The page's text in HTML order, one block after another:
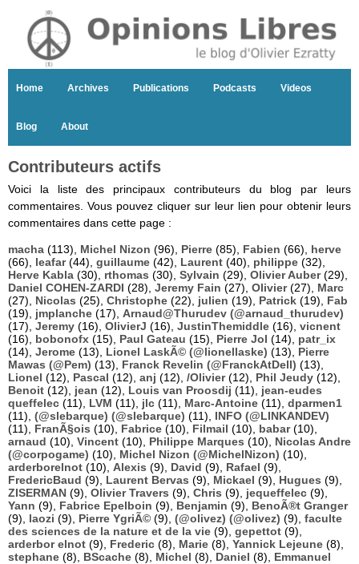
Home Archives Publications Podcasts Videos
Blog About
Contributeurs actifs
Voici la liste des principaux contributeurs du blog par leurs
commentaires. Vous pouvez cliquer sur leur lien pour obtenir leurs
commentaires dans cette page :
macha (113), Michel Nizon (96), Pierre (85), Fabien (66), herve
(66), leafar(44), guillaume (42), Laurent (40), philippe (32),
Herve Kabla (30), rthomas (30), Sylvain (29), Olivier Auber(29),
Daniel COHEN-ZARDI (28), Jeremy Fain (27), Olivier(27), Marc
(27), Nicolas (25), Christophe (22), julien (19), Patrick (19), Fab
(19), jmplanche (17), Arnaud@Thurudev (@arnaud_thurudev)
(17), Jeremy (16), OlivierJ (16), JustinThemiddle (16), vicnent
(16), bobonofx (15), Paul Gateau (15), Pierre Jol (14), patr_ix
(14), Jerome (13), Lionel LaskÃ© (@lionellaske) (13), Pierre
Mawas (@Pem) (13), Franck Revelin (@FranckAtDell) (13),
Lionel (12), Pascal (12), anj (12), /Olivier(12), Phil Jeudy (12),
Benoit (12), jean (12), Louis van Proosdij (11), jean-eudes
queffelec (11), LVM (11), jlc (11), Marc-Antoine (11), dparmen1
(11), (@slebarque) (@slebarque) (11), INFO (@LINKANDEV)
(11), FranÃ§ois (10), Fabrice (10), Filmail (10), babar(10),
arnaud (10), Vincent (10), Philippe Marques (10), Nicolas Andre
(@corpogame) (10), Michel Nizon (@MichelNizon) (10),
arderborelnot (10), Alexis (9), David (9), Rafael (9),
FredericBaud (9), Laurent Bervas (9), Mickael (9), Hugues (9),
ZISERMAN (9), Olivier Travers (9), Chris (9), jequeffelec (9),
Yann (9), Fabrice Epelboin (9), Benjamin (9), BenoÃ®t Granger
(9), laozi (9), Pierre YgriÃ© (9), (@olivez) (@olivez) (9), faculte
des sciences de la nature et de la vie (9), gepettot (9),
arderbor elnot (9), Frederic (8), Marie (8), Yannick Lejeune (8),
stephane (8), BScache (8), Michel (8), Daniel (8), Emmanuel